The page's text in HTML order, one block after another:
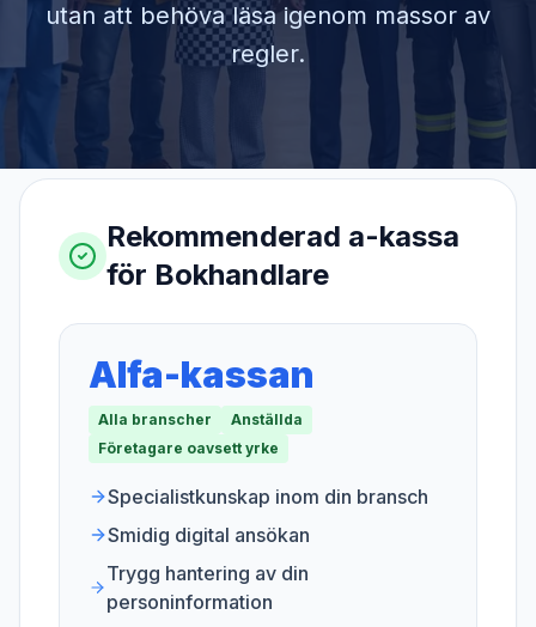
utan att behöva läsa igenom massor av
regler.
Rekommenderad a-kassa
för Bokhandlare
Alfa-kassan
Alla branscher
Anställda
Företagare oavsett yrke
Specialistkunskap inom din bransch
Smidig digital ansökan
Trygg hantering av din
personinformation